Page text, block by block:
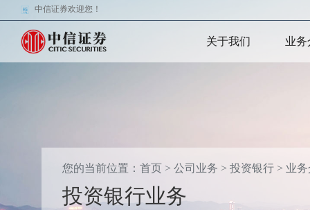
中信证券欢迎您！
关于我们 业务
您的当前位置： 首页 > 公司业务 > 投资银行 > 业
投资银行业务